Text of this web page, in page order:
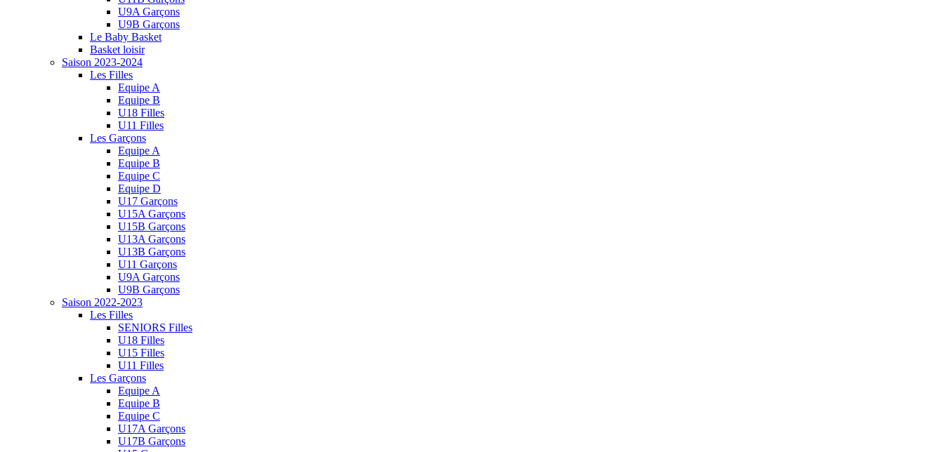
U9A Garçons
U9B Garçons
Le Baby Basket
Basket loisir
Saison 2023-2024
Les Filles
Equipe A
Equipe B
U18 Filles
U11 Filles
Les Garçons
Equipe A
Equipe B
Equipe C
Equipe D
U17 Garçons
U15A Garçons
U15B Garçons
U13A Garçons
U13B Garçons
U11 Garçons
U9A Garçons
U9B Garçons
Saison 2022-2023
Les Filles
SENIORS Filles
U18 Filles
U15 Filles
U11 Filles
Les Garçons
Equipe A
Equipe B
Equipe C
U17A Garçons
U17B Garçons